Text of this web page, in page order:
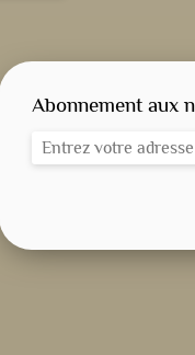
Abonnement aux